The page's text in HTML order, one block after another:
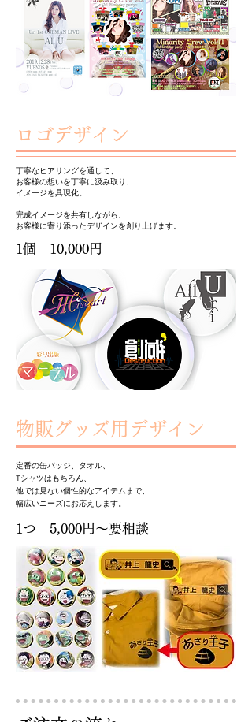
ロゴデザイン
丁寧なヒアリングを通して、
お客様の想いを丁寧に汲み取り、
イメージを具現化。
完成イメージを共有しながら、
お客様に寄り添ったデザインを創り上げます。
1個 10,000円
物販グッズ用デザイン
定番の缶バッジ、タオル、
Tシャツはもちろん、
他では見ない個性的なアイテムまで、
幅広いニーズにお応えします。
1つ 5,000円〜要相談